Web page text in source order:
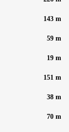
143 m
59 m
19 m
151 m
38 m
70 m